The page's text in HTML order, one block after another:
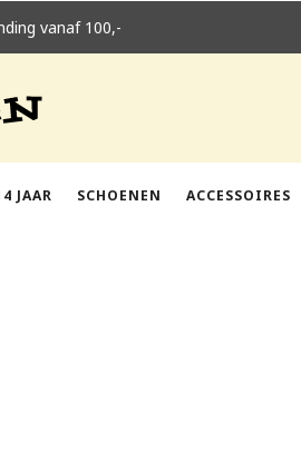
JAAR SCHOENEN ACCESSOIRES
vanaf 100,-